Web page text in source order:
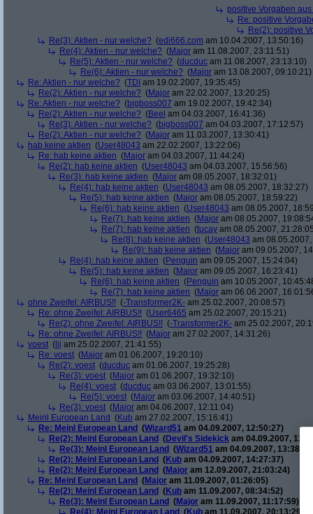
positive Vorgaben
Re: positive
Re(2): positive
Re(3): Aktien - nur welche? (edi666.com am 10.04.2007, 13:50:16)
Re(4): Aktien - nur welche? (Major am 11.08.2007, 23:11:51)
Re(5): Aktien - nur welche? (ducduc am 11.08.2007, 23:13:10)
Re(6): Aktien - nur welche? (Major am 13.08.2007, 09:10:21)
Re: Aktien - nur welche? (TDI am 19.02.2007, 19:35:45)
Re(2): Aktien - nur welche? (Major am 22.02.2007, 13:20:25)
Re: Aktien - nur welche? (bigboss007 am 19.02.2007, 19:42:34)
Re(2): Aktien - nur welche? (Beel am 04.03.2007, 16:41:36)
Re(3): Aktien - nur welche? (bigboss007 am 04.03.2007, 17:12:57)
Re(2): Aktien - nur welche? (Major am 11.03.2007, 13:30:41)
hab keine aktien (User48043 am 22.02.2007, 13:22:06)
Re: hab keine aktien (Major am 04.03.2007, 11:44:24)
Re(2): hab keine aktien (User48043 am 04.03.2007, 15:56:56)
Re(3): hab keine aktien (Major am 08.05.2007, 18:32:01)
Re(4): hab keine aktien (User48043 am 08.05.2007, 18:32:27)
Re(5): hab keine aktien (Major am 08.05.2007, 18:59:22)
Re(6): hab keine aktien (User48043 am 08.05.2007,
Re(7): hab keine aktien (Major am 08.05.2007,
Re(7): hab keine aktien (tucay am 08.05.2007,
Re(8): hab keine aktien (User48043 am
Re(9): hab keine aktien (Major am 09.05.2007,
Re(4): hab keine aktien (Penguin am 09.05.2007, 15:24:04)
Re(5): hab keine aktien (Major am 09.05.2007, 16:23:41)
Re(6): hab keine aktien (Penguin am 10.05.2007,
Re(7): hab keine aktien (Major am 06.06.2007,
ohne Zweifel: AIRBUS!! (-Transformer2K- am 25.02.2007, 20:08:57)
Re: ohne Zweifel: AIRBUS!! (User6465 am 25.02.2007, 20:15:21)
Re(2): ohne Zweifel: AIRBUS!! (-Transformer2K- am 25.02.2007,
Re: ohne Zweifel: AIRBUS!! (Major am 27.02.2007, 14:31:26)
voest ( lij am 25.02.2007, 21:41:55)
Re: voest (Major am 01.06.2007, 19:20:10)
Re(2): voest (ducduc am 01.06.2007, 19:25:28)
Re(3): voest (Major am 01.06.2007, 19:32:10)
Re(4): voest (ducduc am 03.06.2007, 13:01:55)
Re(5): voest (Major am 03.06.2007, 14:40:51)
Re(3): voest (Major am 04.06.2007, 12:11:04)
Meinl European Land (Kub am 27.02.2007, 15:16:41)
Re: Meinl European Land (Wizard51 am 04.09.2007, 12:50:27)
Re(2): Meinl European Land (Devil's Sidekick am 04.09.2007,
Re(3): Meinl European Land (Wizard51 am 04.09.2007,
Re(2): Meinl European Land (Kub am 04.09.2007, 14:27:37)
Re(2): Meinl European Land (Major am 12.09.2007, 21:03:24)
Re: Meinl European Land (Major am 11.09.2007, 01:26:05)
Re(2): Meinl European Land (Kub am 11.09.2007, 08:34:52)
Re(3): Meinl European Land (Major am 11.09.2007, 11:17:59)
Re(4): Meinl European Land (Kub am 11.09.2007, 20:13:29)